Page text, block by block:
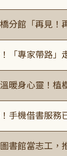
橋分館「再見
！「專家帶路
溫暖身心靈！
手機借書服務
圖書館當志工